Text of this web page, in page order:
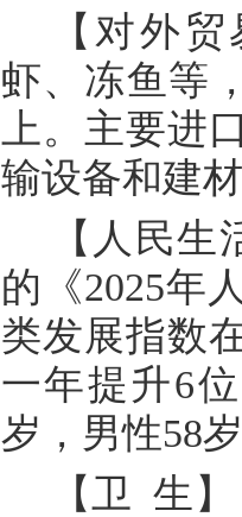
【对外
虾、冻鱼等
上。主要进
输设备和建
【人民
的《2025年
类发展指数
一年提升6
岁，男性58
【卫 生